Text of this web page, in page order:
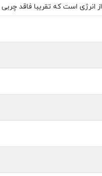
است که تقریبا فاقد چربی و